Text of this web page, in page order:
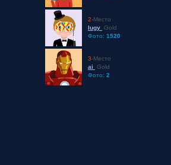
2-Место
lugy Gold
Фото: 1520
3-Место
ai
Gold
Фото: 2